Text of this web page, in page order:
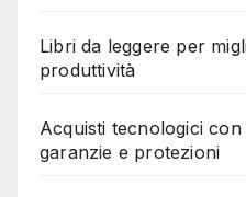
Libri da leggere per
produttività
Acquisti tecnologici
garanzie e protezioni